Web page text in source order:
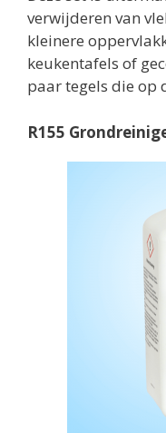
verwijderen van
kleinere
keukentafels of
paar tegels die op
R155